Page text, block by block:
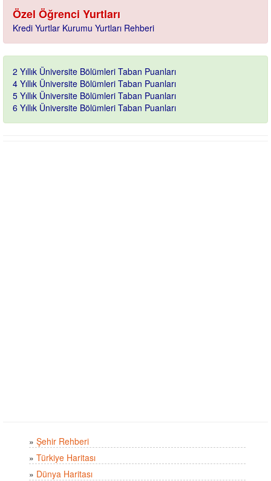
Özel Öğrenci Yurtları
Kredi Yurtlar Kurumu Yurtları Rehberi
2 Yıllık Üniversite Bölümleri Taban Puanları
4 Yıllık Üniversite Bölümleri Taban Puanları
5 Yıllık Üniversite Bölümleri Taban Puanları
6 Yıllık Üniversite Bölümleri Taban Puanları
» Şehir Rehberi
» Türkiye Haritası
» Dünya Haritası